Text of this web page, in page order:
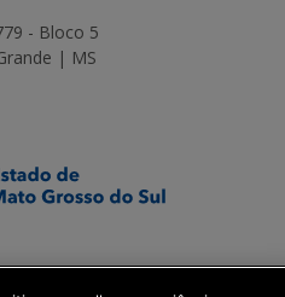
- Bloco 5
| MS